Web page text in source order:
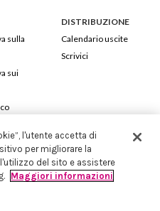
sulla
sui
DISTRIBUZIONE
Calendario uscite
Scrivici
Monte Nero, 84 - 20135 Milano
- Capitale Sociale 258.250 €
nr.198004 e REA nr.1051898
l'utente accetta di
per migliorare la
del sito e assistere
Maggiori informazioni